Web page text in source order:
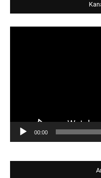
00:00